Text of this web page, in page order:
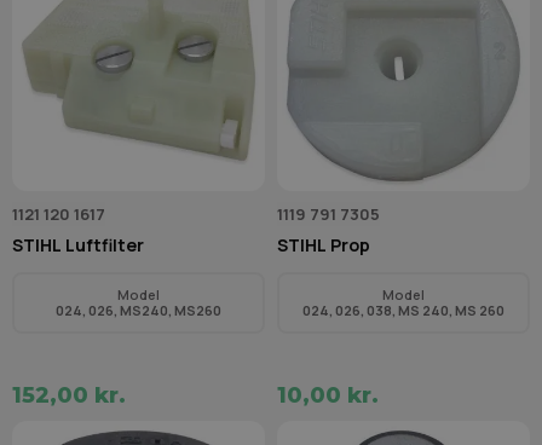
1121 120 1617
STIHL Luftfilter
Model
024, 026, MS240, MS260
152,00 kr.
1119 791 7305
STIHL Prop
Model
024, 026, 038, MS 240, MS 260
10,00 kr.